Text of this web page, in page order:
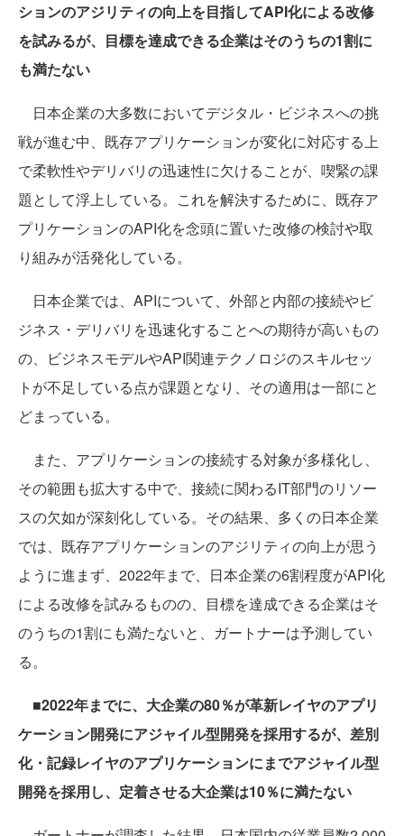
ションのアジリティの向上を目指してAPI化による改修
を試みるが、目標を達成できる企業はそのうちの1割に
も満たない
日本企業の大多数においてデジタル・ビジネスへの挑
戦が進む中、既存アプリケーションが変化に対応する上
で柔軟性やデリバリの迅速性に欠けることが、喫緊の課
題として浮上している。これを解決するために、既存ア
プリケーションのAPI化を念頭に置いた改修の検討や取
り組みが活発化している。
日本企業では、APIについて、外部と内部の接続やビ
ジネス・デリバリを迅速化することへの期待が高いもの
の、ビジネスモデルやAPI関連テクノロジのスキルセッ
トが不足している点が課題となり、その適用は一部にと
どまっている。
また、アプリケーションの接続する対象が多様化し、
その範囲も拡大する中で、接続に関わるIT部門のリソー
スの欠如が深刻化している。その結果、多くの日本企業
では、既存アプリケーションのアジリティの向上が思う
ように進まず、2022年まで、日本企業の6割程度がAPI化
による改修を試みるものの、目標を達成できる企業はそ
のうちの1割にも満たないと、ガートナーは予測してい
る。
■2022年までに、大企業の80％が革新レイヤのアプリ
ケーション開発にアジャイル型開発を採用するが、差別
化・記録レイヤのアプリケーションにまでアジャイル型
開発を採用し、定着させる大企業は10％に満たない